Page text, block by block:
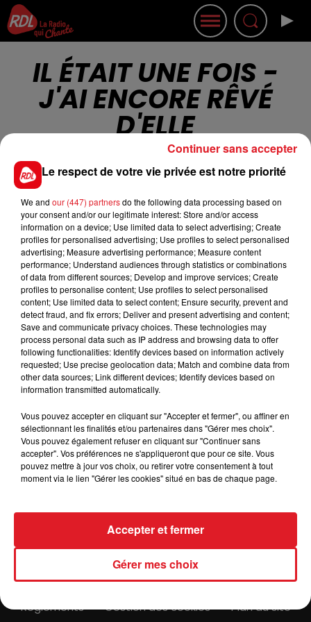
IL ÉTAIT UNE FOIS -
J'AI ENCORE RÊVÉ
D'ELLE
Cet élément est masqué compte-tenu du refus
du dépôt de cookies que vous avez exprimé. Si
vous souhaitez l'afficher, merci de nous donner
votre accord en cliquant sur le bouton ci-
dessous.
Afficher l'élément
ACTUS RADIO
MÉDIAS
Contacts Mentions Légales
Recrutement
Règlements
Gestion des cookies Plan du site
Le respect de votre vie privée est notre priorité
We and our (447) partnersdo the following data processing based on
your consent and/or our legitimate interest: Store and/or access
information on a device; Use limited data to select advertising; Create
profiles for personalised advertising; Use profiles to select personalised
advertising; Measure advertising performance; Measure content
performance; Understand audiences through statistics or combinations
of data from different sources; Develop and improve services; Create
profiles to personalise content; Use profiles to select personalised
content; Use limited data to select content; Ensure security, prevent and
detect fraud, and fix errors; Deliver and present advertising and content;
Save and communicate privacy choices. These technologies may
process personal data such as IP address and browsing data to offer
following functionalities: Identify devices based on information actively
requested; Use precise geolocation data; Match and combine data from
other data sources; Link different devices; Identify devices based on
information transmitted automatically.
Vous pouvez accepter en cliquant sur "Accepter et fermer", ou affiner en
sélectionnant les finalités et/ou partenaires dans "Gérer mes choix".
Vous pouvez également refuser en cliquant sur "Continuer sans
accepter". Vos préférences ne s'appliqueront que pour ce site. Vous
pouvez mettre à jour vos choix, ou retirer votre consentement à tout
moment via le lien "Gérer les cookies" situé en bas de chaque page.
Gérer mes choix
Accepter et fermer
Continuer sans accepter